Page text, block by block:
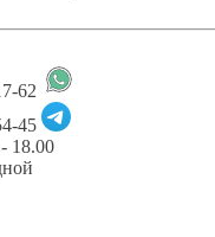
62
45
18.00